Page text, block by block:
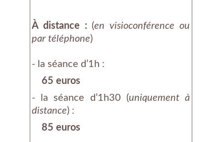
À distance : (en visioconférence ou
par téléphone)
- la séance d’1h :
65 euros
- la séance d’1h30 (uniquement à
distance) :
85 euros